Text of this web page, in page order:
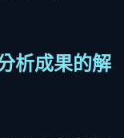
析成果的解